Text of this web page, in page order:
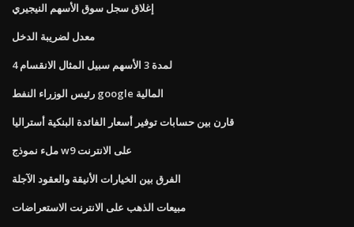
إغلاق سجل سوق الأسهم النيجيري
معدل لضريبة الدخل
4 لمدة 3 الأسهم سبيل المثال الانقسام
رئيس الوزراء النفط google المالية
قارن بين حسابات توفير أسعار الفائدة البنكية أستراليا
ملء نموذج w9 على الانترنت
الفرق بين الخيارات الأنيقة والعقود الآجلة
مبيعات الذهب على الانترنت الاستعراضات